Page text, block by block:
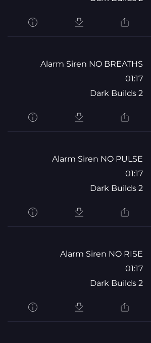
Alarm Siren NO BREATHS
01:17
Dark Builds 2
Alarm Siren NO PULSE
01:17
Dark Builds 2
Alarm Siren NO RISE
01:17
Dark Builds 2